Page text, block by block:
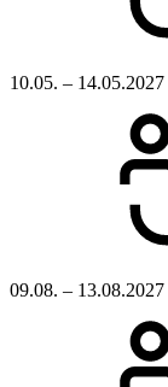
10.05. – 14.05.2027
09.08. – 13.08.2027